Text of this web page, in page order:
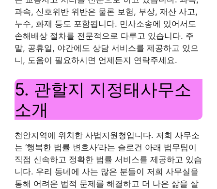
과속, 신호위반 위반은 물론 보험, 부상, 재산 사고,
누수, 화재 등도 포함됩니다. 민사소송에 있어서도
손해배상 절차를 전문적으로 다루고 있습니다. 주
말, 공휴일, 야간에도 상담 서비스를 제공하고 있으
니, 도움이 필요하시면 언제든지 연락주세요.
5. 관할지 지정태사무소
소개
천안지역에 위치한 사법지원청입니다. 저희 사무소
는 ‘행복한 법률 변호사’라는 슬로건 아래 법무팀이
직접 신속하고 정확한 법률 서비스를 제공하고 있습
니다. 우리 동네에 사는 많은 분들이 저희 사무실을
통해 어려운 법적 문제를 해결하고 더 나은 삶을 살